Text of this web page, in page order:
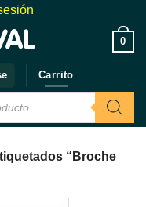
0
Carrito
“Broche